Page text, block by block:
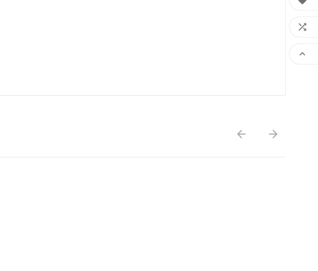
 

